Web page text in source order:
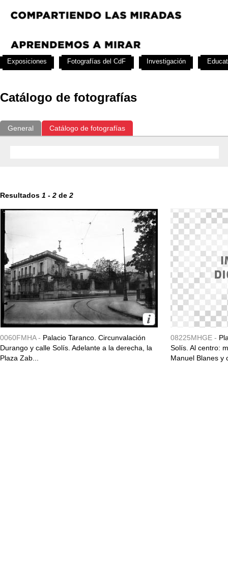
Catálogo de fotografías
General Catálogo de fotografías
Resultados 1 - 2 de 2
0060FMHA - Palacio Taranco. Circunvalación
Durango y calle Solís. Adelante a la derecha, la
Plaza Zab...
08225MHGE -
Solís. Al centro:
Manuel Blanes y
Exposiciones Fotografías del CdF Investigación